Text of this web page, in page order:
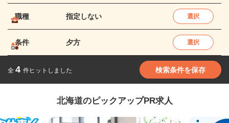
職種 指定しない 選択
条件 夕方 選択
全 4 件ヒットしました 検索条件を保存
北海道のピックアップPR求人